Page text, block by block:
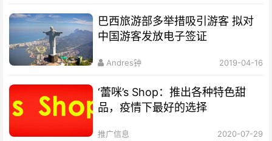
巴西旅游部多举措吸引游客 拟对
中国游客发放电子签证
Andres钟 2019-04-16
‘蕾咪’s Shop：推出各种特色甜
品，疫情下最好的选择
推广信息 2020-07-29